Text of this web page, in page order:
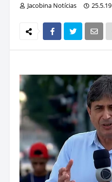
Jacobina Notícias 25.5.19